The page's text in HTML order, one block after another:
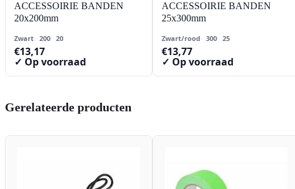
ACCESSOIRIE BANDEN
20x200mm
Zwart 200 20
€13,17
✓ Op voorraad
ACCESSOIRIE BANDEN
25x300mm
Zwart/rood 300 25
€13,77
✓ Op voorraad
Gerelateerde producten